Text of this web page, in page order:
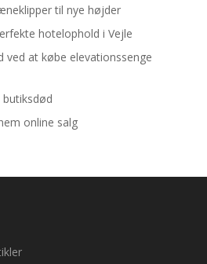
til nye højder
hotelophold i Vejle
ved at købe elevationssenge
online salg